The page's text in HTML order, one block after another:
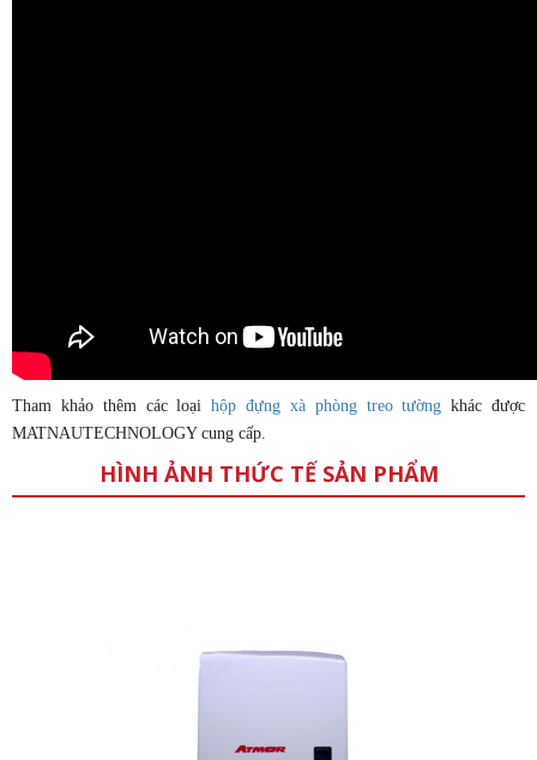
Tham khảo thêm các loạihộp đựng xà phòng treo tường khác được
MATNAUTECHNOLOGY cung cấp.
HÌNH ẢNH THỨC TẾ SẢN PHẨM